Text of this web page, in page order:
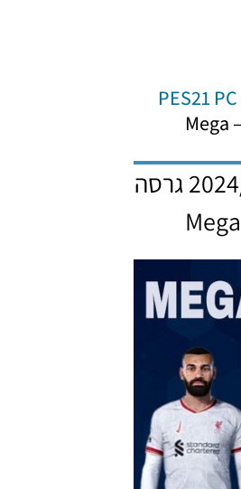
PC / מגה חבילה ערכות ביגוד עונה 2024/25 גרסה 2.0 – Mega
PES21 PC / מגה חבילה ערכות ביגוד עונה 2024/25 גרסה